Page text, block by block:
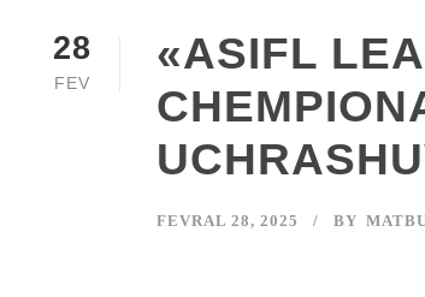
28
FEV
«ASIFL
FEVRAL 28, 2025 BY